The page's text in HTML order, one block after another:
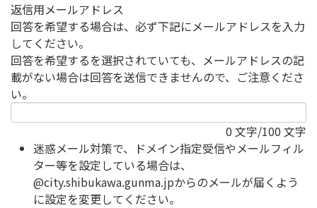
返信用メールアドレス
回答を希望する場合は、必ず下記にメールアドレスを入力
してください。
回答を希望するを選択されていても、メールアドレスの記
載がない場合は回答を送信できませんので、ご注意くださ
い。
0 文字/100 文字
迷惑メール対策で、ドメイン指定受信やメールフィル
ター等を設定している場合は、
@city.shibukawa.gunma.jpからのメールが届くよう
に設定を変更してください。